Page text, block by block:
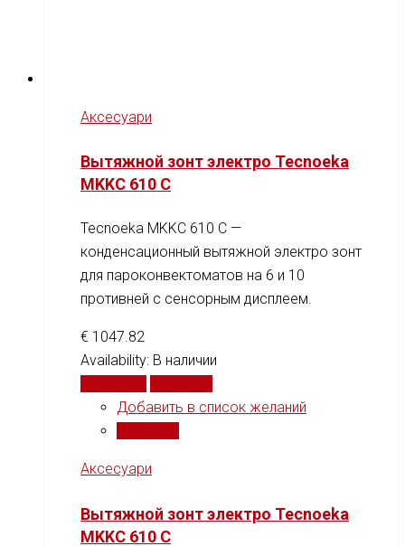
Аксесуари
Вытяжной зонт электро Tecnoeka
MKKC 610 C
Tecnoeka MKKC 610 C —
конденсационный вытяжной электро зонт
для пароконвектоматов на 6 и 10
противней с сенсорным дисплеем.
€ 1047.82
Availability: В наличии
Добавить в список желаний
Аксесуари
Вытяжной зонт электро Tecnoeka
MKKC 610 C